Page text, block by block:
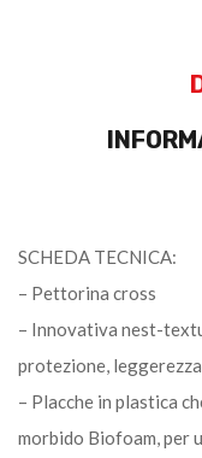
SCHEDA TECNICA:
– Pettorina cross
– Innovativa nest-
protezione,
– Placche in plastica
morbido Biofoam, per